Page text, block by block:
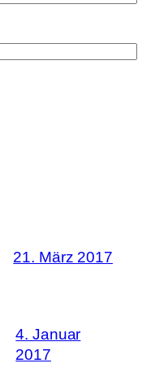
21. März 2017
4. Januar
2017